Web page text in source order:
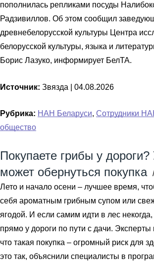
пополнилась репликами посуды
Радзивиллов. Об этом сообщил
древнебелорусской культуры Центра
белорусской культуры, языка и
Борис Лазуко, информирует БелТА.
Источник: Звязда | 04.08.2026
Рубрика: НАН Беларуси, Сотрудники
общество
Покупаете грибы у
может обернуться покупка
Лето и начало осени – лучшее время,
себя ароматным грибным супом или
ягодой. И если самим идти в лес
прямо у дороги по пути с дачи.
что такая покупка – огромный риск для
это так, объяснили специалисты в